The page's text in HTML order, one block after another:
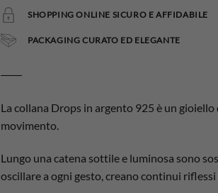
SHOPPING ONLINE SICURO E AFFIDABILE
PACKAGING CURATO ED ELEGANTE
La collana Drops in argento 925 è un
movimento.
Lungo una catena sottile e luminosa sono
oscillare a ogni gesto, creano continui